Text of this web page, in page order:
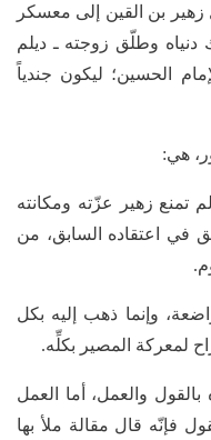
بن القين إلى معسكر
دنياه وطلّق زوجته ـ ديلم
الحسين؛ ليكون جندياً
هي:
تمنع زهير عزّته ومكانته
في اعتقاده السابق، من
وإنما ذهب إليه بكل
لمعركة المصير بكلِّه.
بالقول والعمل، أما العمل
فإنّه قال مقالة ملأ بها